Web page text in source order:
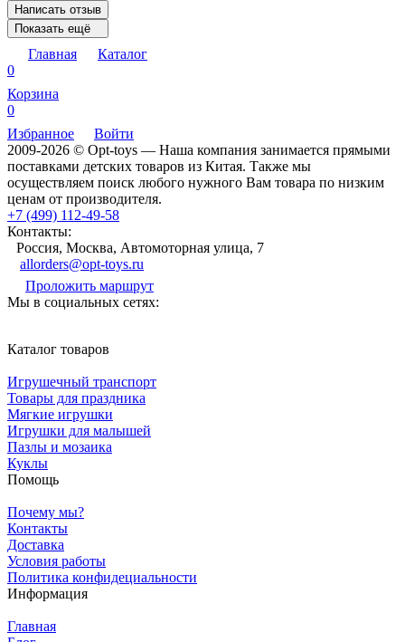
Написать отзыв
Показать ещё
Главная
Каталог
0
Корзина
0
Избранное
Войти
2009-2026 © Opt-toys — Наша компания занимается прямыми
поставками детских товаров из Китая. Также мы
осуществляем поиск любого нужного Вам товара по низким
ценам от производителя.
+7 (499) 112-49-58
Контакты:
Россия, Москва, Автомоторная улица, 7
allorders@opt-toys.ru
Проложить маршрут
Мы в социальных сетях:
Каталог товаров
Игрушечный транспорт
Товары для праздника
Мягкие игрушки
Игрушки для малышей
Пазлы и мозаика
Куклы
Помощь
Почему мы?
Контакты
Доставка
Условия работы
Политика конфидециальности
Информация
Главная